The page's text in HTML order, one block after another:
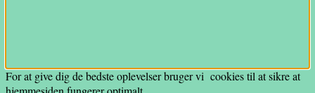
For at give dig de bedste oplevelser bruger vi cookies til at sikre at